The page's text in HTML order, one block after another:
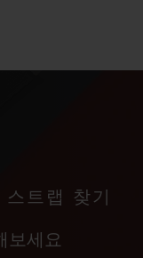
트랩 찾기
보세요